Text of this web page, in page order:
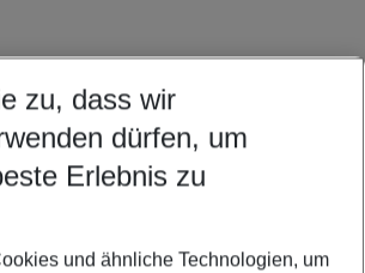
nach Ihren Wünschen
5-8 Nächte
Keine Kinder
zu, dass wir
dürfen, um
Erlebnis zu
und ähnliche Technologien, um